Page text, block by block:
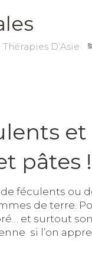
Thérapies D’Asie
pâtes !
féculents ou
de terre.
et surtout
si l’on